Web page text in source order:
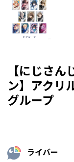
【にじさん
ン】アクリ
グループ
ライバー